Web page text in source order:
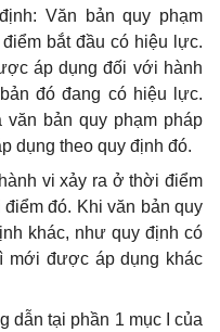
Văn bản quy phạm
bắt đầu có hiệu lực.
áp dụng đối với hành
đó đang có hiệu lực.
bản quy phạm pháp
dụng theo quy định đó.
vi xảy ra ở thời điểm
đó. Khi văn bản quy
khác, như quy định có
mới được áp dụng khác
dẫn tại phần 1 mục I của